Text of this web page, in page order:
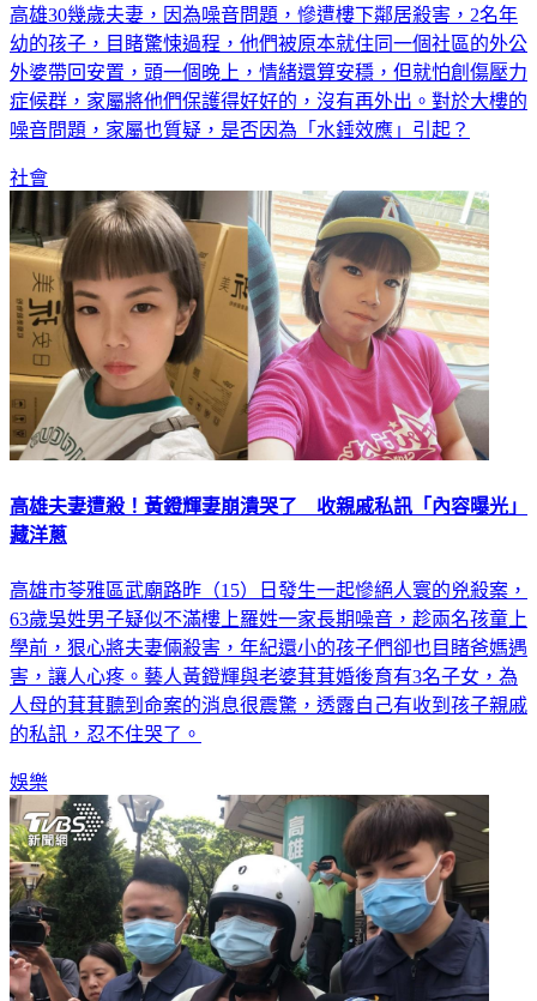
高雄30幾歲夫妻，因為噪音問題，慘遭樓下鄰居殺害，2名年
幼的孩子，目睹驚悚過程，他們被原本就住同一個社區的外公
外婆帶回安置，頭一個晚上，情緒還算安穩，但就怕創傷壓力
症候群，家屬將他們保護得好好的，沒有再外出。對於大樓的
社會
高雄夫妻遭殺！黃鐙輝妻崩潰哭了 收親戚私訊「內容曝光」
高雄市苓雅區武廟路昨（15）日發生一起慘絕人寰的兇殺案，
63歲吳姓男子疑似不滿樓上羅姓一家長期噪音，趁兩名孩童上
學前，狠心將夫妻倆殺害，年紀還小的孩子們卻也目睹爸媽遇
害，讓人心疼。藝人黃鐙輝與老婆萁萁婚後育有3名子女，為
人母的萁萁聽到命案的消息很震驚，透露自己有收到孩子親戚
娛樂